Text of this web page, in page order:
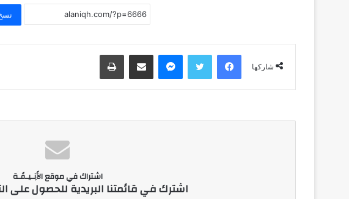
شاركها
فيسبوك
اشتراك في موقع الأَنِـيـقَـة
اشترك في قائمتنا البريدية للحصول على